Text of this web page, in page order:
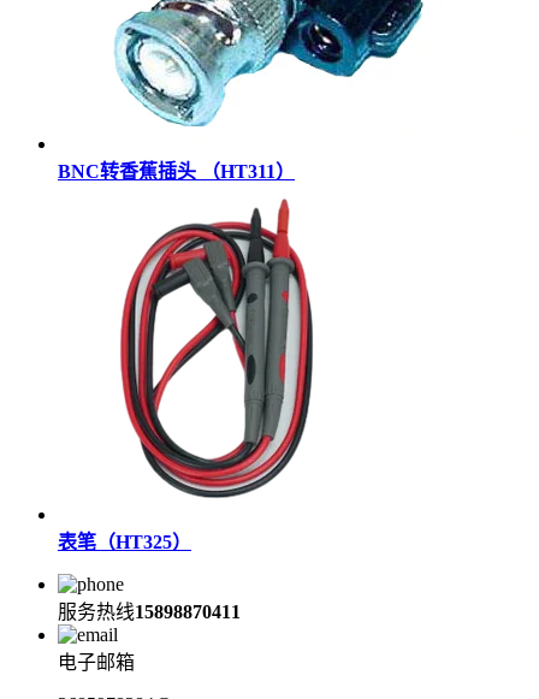
BNC转香蕉插头 （HT311）
表笔（HT325）
服务热线15898870411
电子邮箱